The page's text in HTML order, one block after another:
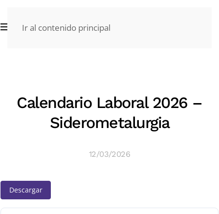
Ir al contenido principal
Calendario Laboral 2026 –
Siderometalurgia
12/03/2026
Descargar